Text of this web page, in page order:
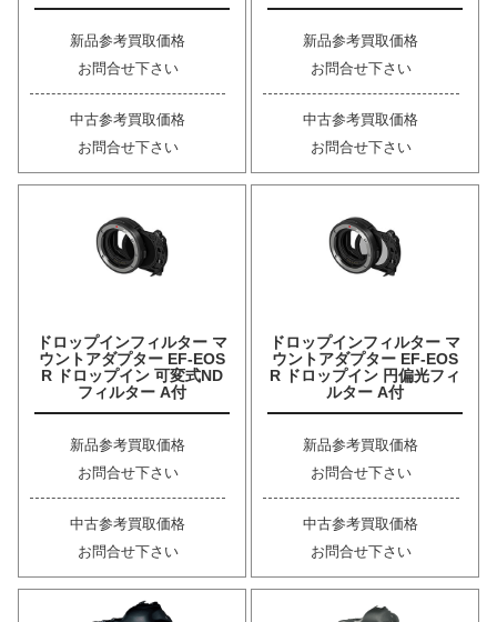
新品参考買取価格
お問合せ下さい
中古参考買取価格
お問合せ下さい
新品参考買取価格
お問合せ下さい
中古参考買取価格
お問合せ下さい
ドロップインフィルター マ
ウントアダプター EF-EOS
R ドロップイン 可変式ND
フィルター A付
新品参考買取価格
お問合せ下さい
中古参考買取価格
お問合せ下さい
ドロップインフィルター マ
ウントアダプター EF-EOS
R ドロップイン 円偏光フィ
ルター A付
新品参考買取価格
お問合せ下さい
中古参考買取価格
お問合せ下さい